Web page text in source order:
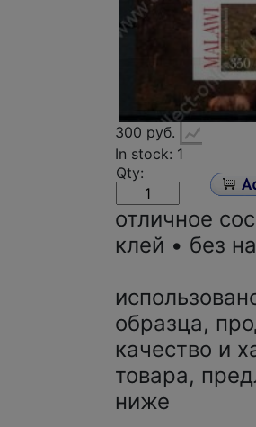
300 руб.
In stock: 1
Qty:
отличное
клей • без
образца,
качество и
товара,
ниже